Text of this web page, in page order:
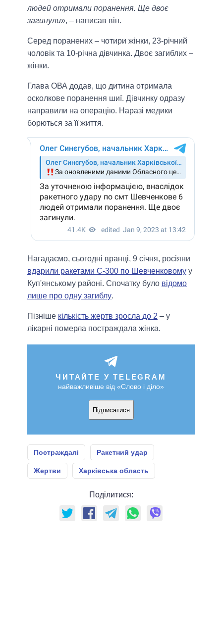
людей отримали поранення. Ще двоє
загинули», – написав він.
Серед поранених – чотири жінки, 23-річний
чоловік та 10-річна дівчинка. Двоє загиблих –
жінки.
Глава ОВА додав, що дитина отримала
осколкове поранення шиї. Дівчинку одразу
направили на операцію. Наразі медики
борються за її життя.
Нагадаємо, сьогодні вранці, 9 січня, росіяни
вдарили ракетами С-300 по Шевченковому у
Куп'янському районі. Спочатку було відомо
лише про одну загиблу.
Пізніше кількість жертв зросла до 2 – у
лікарні померла постраждала жінка.
ЧИТАЙТЕ У TELEGRAM
найважливіше від «Слово і діло»
Підписатися
Постраждалі Ракетний удар
Жертви Харківська область
Поділитися: